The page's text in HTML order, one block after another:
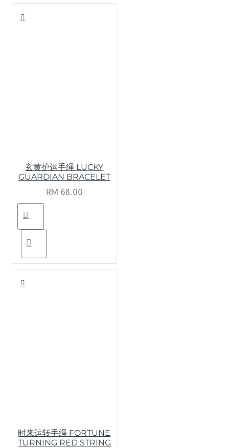
玄黄护运手绳 LUCKY
GUARDIAN BRACELET
RM 68.00
时来运转手绳 FORTUNE
TURNING RED STRING